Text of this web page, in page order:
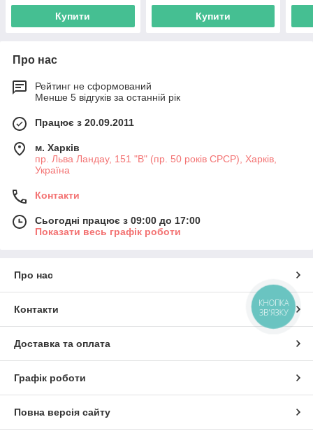
Купити Купити
Про нас
Рейтинг не сформований
Менше 5 відгуків за останній рік
Працює з 20.09.2011
м. Харків
пр. Льва Ландау, 151 "В" (пр. 50 років СРСР), Харків,
Україна
Контакти
Сьогодні працює з 09:00 до 17:00
Показати весь графік роботи
Про нас
Контакти
Доставка та оплата
Графік роботи
Повна версія сайту
КНОПКА
ЗВ'ЯЗКУ